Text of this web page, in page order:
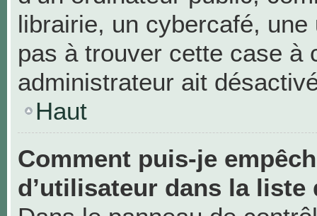
librairie, un cybercafé,
pas à trouver cette case à
administrateur ait
Haut
Comment puis-je
d’utilisateur dans la